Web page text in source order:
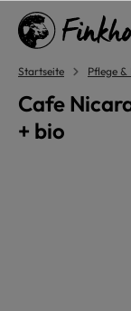
springen
Startseite Pflege
Cafe
+ bio